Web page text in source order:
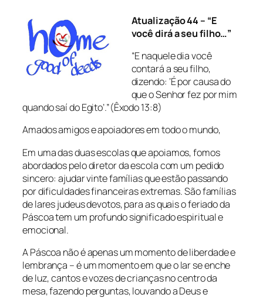
Atualização 44 – “E
você dirá a seu filho…”
“E naquele dia você
contará a seu filho,
dizendo: ‘É por causa do
que o Senhor fez por mim
quando saí do Egito’.”(Êxodo 13:8)
Amados amigos e apoiadores em todo o mundo,
Em uma das duas escolas que apoiamos, fomos
abordados pelo diretor da escola com um pedido
sincero: ajudar vinte famílias que estão passando
por dificuldades financeiras extremas. São famílias
de lares judeus devotos, para as quais o feriado da
Páscoa tem um profundo significado espiritual e
emocional.
A Páscoa não é apenas um momento de liberdade e
lembrança – é um momento em que o lar se enche
de luz, cantos e vozes de crianças no centro da
mesa, fazendo perguntas, louvando a Deus e